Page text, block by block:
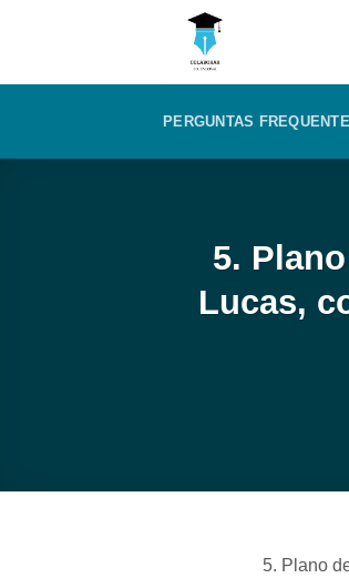
PERGUNTAS
5.
Lucas,
5. Plano